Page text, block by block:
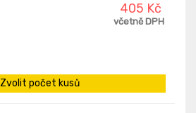
405 Kč
včetně DPH
Zvolit počet kusů